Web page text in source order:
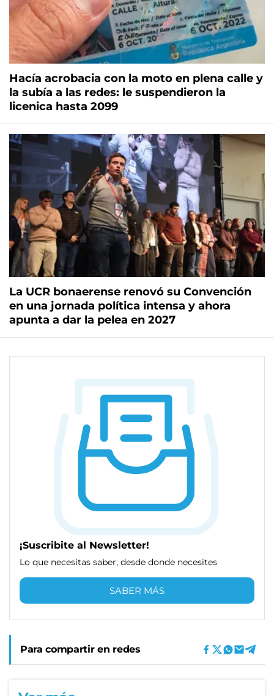
Hacía acrobacia con la moto en plena calle y
la subía a las redes: le suspendieron la
licenica hasta 2099
La UCR bonaerense renovó su Convención
en una jornada política intensa y ahora
apunta a dar la pelea en 2027
¡Suscribite al Newsletter!
Lo que necesitas saber, desde donde necesites
SABER MÁS
Para compartir en redes